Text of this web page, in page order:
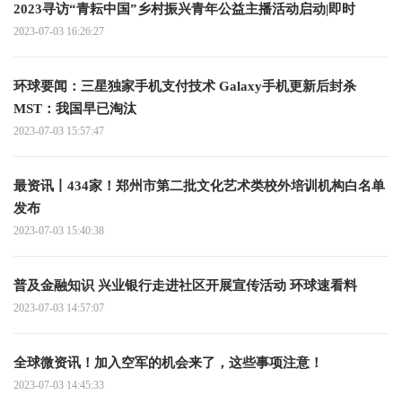
2023寻访“青耘中国”乡村振兴青年公益主播活动启动|即时
2023-07-03 16:26:27
环球要闻：三星独家手机支付技术 Galaxy手机更新后封杀
MST：我国早已淘汰
2023-07-03 15:57:47
最资讯丨434家！郑州市第二批文化艺术类校外培训机构白名单
发布
2023-07-03 15:40:38
普及金融知识 兴业银行走进社区开展宣传活动 环球速看料
2023-07-03 14:57:07
全球微资讯！加入空军的机会来了，这些事项注意！
2023-07-03 14:45:33